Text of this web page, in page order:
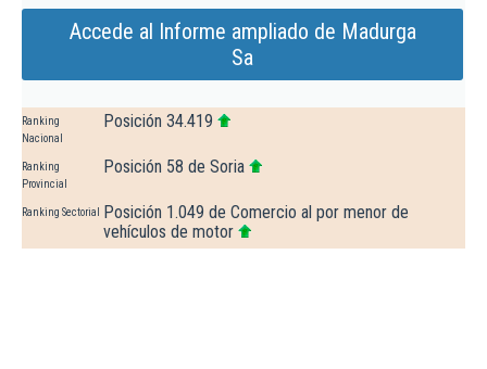
Accede al Informe ampliado de Madurga
Sa
Ranking
Nacional
Posición 34.419
Ranking
Provincial
Posición 58 de Soria
Ranking Sectorial
Posición 1.049 de Comercio al por menor de
vehículos de motor